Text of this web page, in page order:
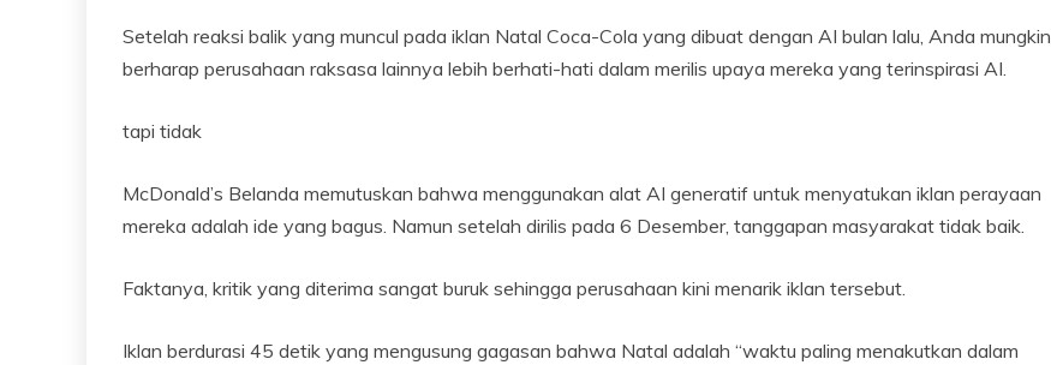
Setelah reaksi balik yang muncul pada iklan Natal Coca-Cola yang dibuat dengan AI bulan lalu, Anda mungkin
berharap perusahaan raksasa lainnya lebih berhati-hati dalam merilis upaya mereka yang terinspirasi AI.
tapi tidak
McDonald’s Belanda memutuskan bahwa menggunakan alat AI generatif untuk menyatukan iklan perayaan
mereka adalah ide yang bagus. Namun setelah dirilis pada 6 Desember, tanggapan masyarakat tidak baik.
Faktanya, kritik yang diterima sangat buruk sehingga perusahaan kini menarik iklan tersebut.
Iklan berdurasi 45 detik yang mengusung gagasan bahwa Natal adalah “waktu paling menakutkan dalam